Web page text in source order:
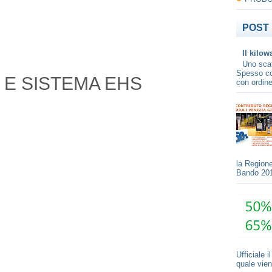
SISTEMA EHS
Il
Uno
Spesso
con
la
Bando
Ufficiale
quale